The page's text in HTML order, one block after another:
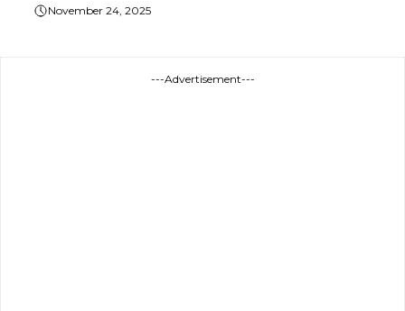
November 24, 2025
---Advertisement---